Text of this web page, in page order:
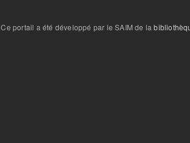
Ce portail a été développé par le SAIM de la